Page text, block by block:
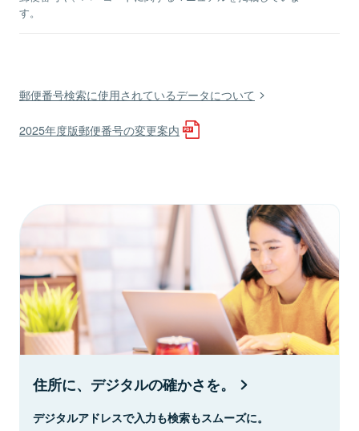
す。
郵便番号検索に使用されているデータについて
2025年度版郵便番号の変更案内
住所に、デジタルの確かさを。
デジタルアドレスで入力も検索もスムーズに。